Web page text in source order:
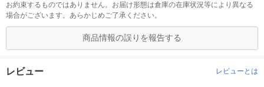
お約束するものではありません。お届け形態は倉庫の在庫状況等により異なる
場合がございます。あらかじめご了承ください。
商品情報の誤りを報告する
レビュー レビューとは